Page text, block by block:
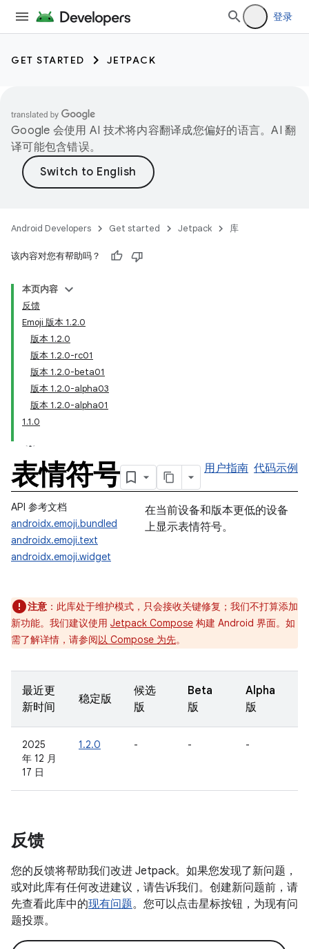
登录
GET STARTED JETPACK
Google 会使用 AI 技术将内容翻译成您偏好的语言。AI 翻
译可能包含错误。
Android Developers Get started Jetpack 库
该内容对您有帮助吗？
本页内容
反馈
Emoji 版本 1.2.0
版本 1.2.0
版本 1.2.0-rc01
版本 1.2.0-beta01
版本 1.2.0-alpha03
版本 1.2.0-alpha01
1.1.0
表情符号 用户指南 代码示例
API 参考文档
androidx.emoji.bundled
androidx.emoji.text
androidx.emoji.widget
在当前设备和版本更低的设备
上显示表情符号。
注意 ：此库处于维护模式，只会接收关键修复；我们不打算添加
新功能。我们建议使用 Jetpack Compose 构建 Android 界面。如
需了解详情，请参阅以 Compose 为先。
最近更
新时间
稳定版
候选
版
Beta
版
Alpha
版
2025
年 12 月
17 日
1.2.0 - - -
反馈
您的反馈将帮助我们改进 Jetpack。如果您发现了新问题，
或对此库有任何改进建议，请告诉我们。创建新问题前，请
先查看此库中的现有问题。您可以点击星标按钮，为现有问
题投票。